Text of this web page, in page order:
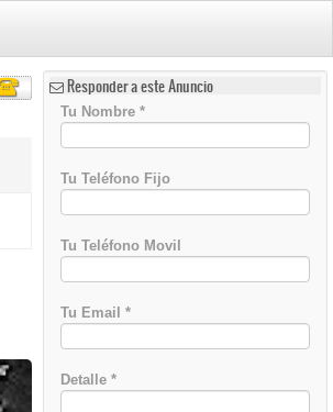
Responder a este Anuncio
Tu Nombre*
Tu Teléfono Fijo
Tu Teléfono Movil
Tu Email*
Detalle*